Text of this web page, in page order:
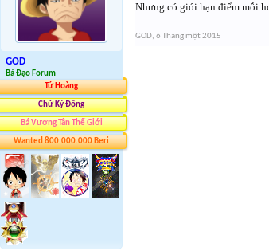
GOD
Bá Đạo Forum
Tứ Hoàng
Chữ Ký Động
Bá Vương Tân Thế Giới
Wanted 800.000.000 Beri
Nhưng có giói hạn điểm mỗi
GOD, 6 Tháng một 2015